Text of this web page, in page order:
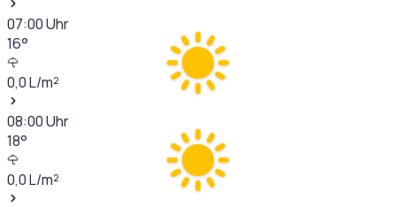
07:00Uhr
16°
0,0L/m²
08:00Uhr
18°
0,0L/m²